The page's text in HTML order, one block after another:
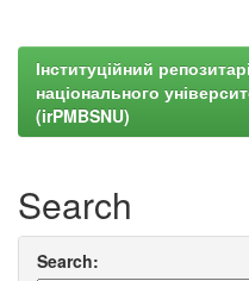
Інституційний
національного
(irPMBSNU)
Search
Search: